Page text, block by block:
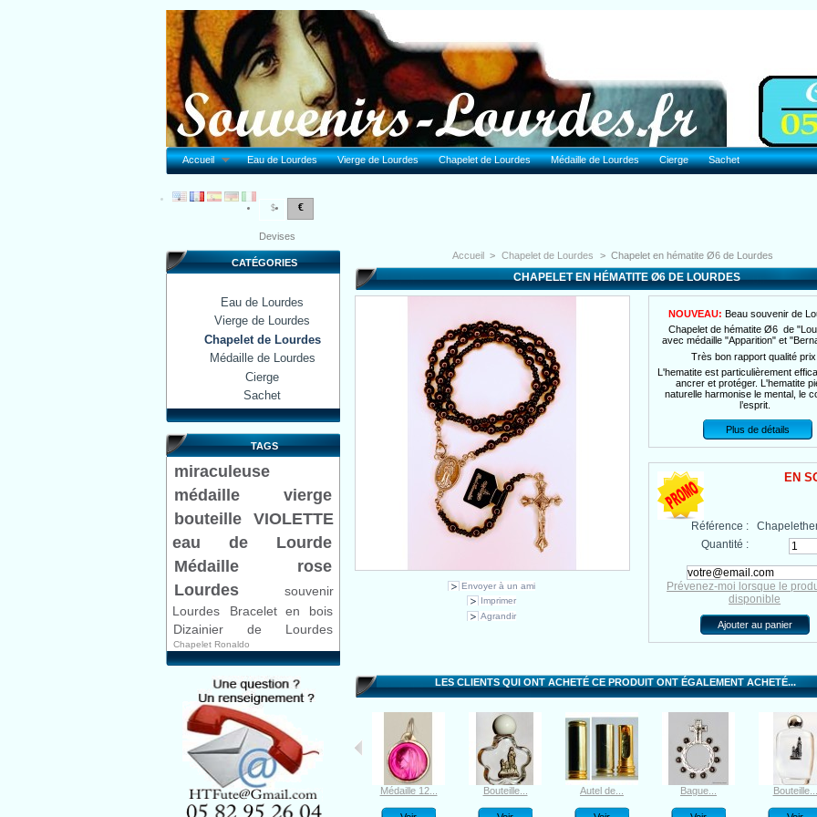
Accueil Eau de Lourdes Vierge de Lourdes Chapelet de Lourdes Médaille de Lourdes Cierge Sachet
$ €
Devises
CATÉGORIES
Eau de Lourdes
Vierge de Lourdes
Chapelet de Lourdes
Médaille de Lourdes
Cierge
Sachet
TAGS
miraculeuse
médaille
vierge
bouteille VIOLETTE
eau de Lourde
Médaille rose
Lourdes
souvenir
Lourdes
Bracelet en bois
Dizainier de Lourdes
Chapelet Ronaldo
Accueil > Chapelet de Lourdes > Chapelet en hématite Ø6 de Lourdes
CHAPELET EN HÉMATITE Ø6 DE LOURDES
Envoyer à un ami
Imprimer
Agrandir
NOUVEAU: Beau souvenir de
Chapelet de hématite Ø6 de
avec médaille "Apparition" et
Très bon rapport qualité prix.
L'hematite est particulièrement
ancrer et protéger. L'hematite
naturelle harmonise le mental, le
l’esprit.
Plus de détails
EN
Référence :
Quantité :
Prévenez-moi lorsque le
disponible
LES CLIENTS QUI ONT ACHETÉ CE PRODUIT ONT ÉGALEMENT ACHETÉ...
Dizainier de... Vierge Marie... Médaille 12... Bouteille... Autel de... Bague... Bouteille...